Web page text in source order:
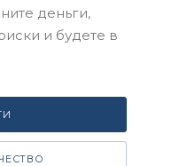
деньги,
и будете в